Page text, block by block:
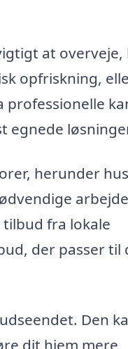
at overveje,
opfriskning,
professionelle
egnede
herunder
fra lokale
der passer til
Den
dit hjem mere